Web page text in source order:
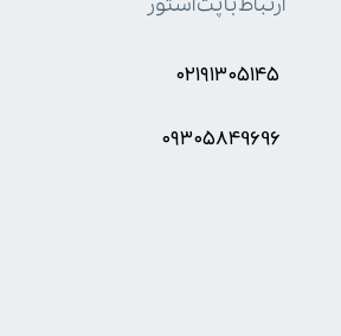
۰۲۱۹۱۳۰۵۱۴۵
۰۹۳۰۵8۴9696